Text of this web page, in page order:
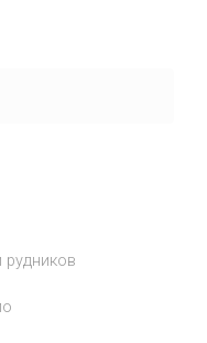
рудников